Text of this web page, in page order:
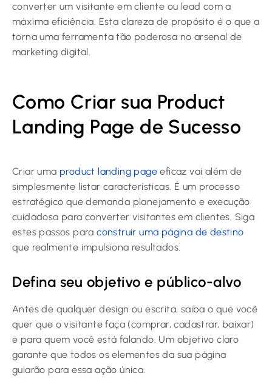
converter um visitante em cliente ou lead com a
máxima eficiência. Esta clareza de propósito é o que a
torna uma ferramenta tão poderosa no arsenal de
marketing digital.
Como Criar sua Product
Landing Page de Sucesso
Criar uma product landing page eficaz vai além de
simplesmente listar características. É um processo
estratégico que demanda planejamento e execução
cuidadosa para converter visitantes em clientes. Siga
estes passos paraconstruir uma página de destino
que realmente impulsiona resultados.
Defina seu objetivo e público-alvo
Antes de qualquer design ou escrita, saiba o que você
quer que o visitante faça (comprar, cadastrar, baixar)
e para quem você está falando. Um objetivo claro
garante que todos os elementos da sua página
guiarão para essa ação única.